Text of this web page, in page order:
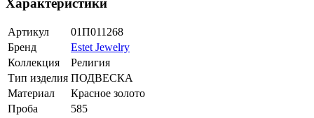
Характеристики
Артикул
01П011268
Бренд
Estet Jewelry
Коллекция
Религия
Тип изделия ПОДВЕСКА
Материал
Красное золото
Проба
585